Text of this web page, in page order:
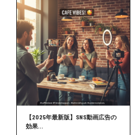
【2025年最新版】SNS動画広告の
効果...